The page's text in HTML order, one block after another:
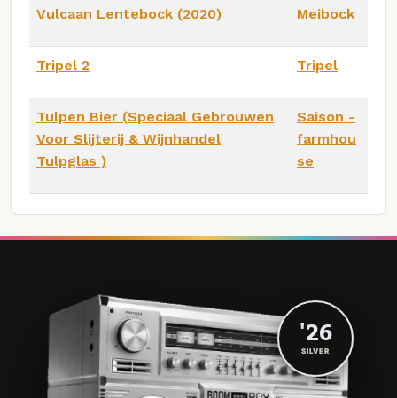
Vulcaan Lentebock (2020) Meibock
Tripel 2 Tripel
Tulpen Bier (Speciaal Gebrouwen
Voor Slijterij & Wijnhandel
Tulpglas )
Saison -
farmhou
se
'26
SILVER